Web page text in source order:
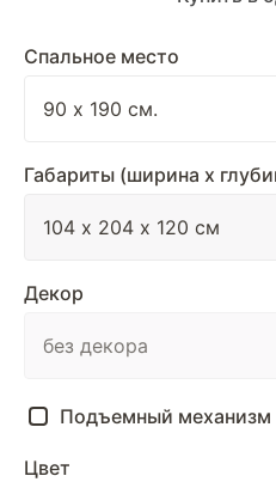
Спальное место
Габариты (ширина х
Декор
Подъемный механизм
Цвет